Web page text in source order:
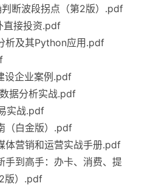
判断波段拐点（第2版）.pdf
直接投资.pdf
析及其Python应用.pdf
设企业案例.pdf
据分析实战.pdf
实战.pdf
（白金版）.pdf
体营销和运营实战手册.pdf
手到高手：办卡、消费、提
版）.pdf